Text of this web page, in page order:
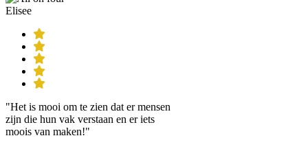
Elisee
"Het is mooi om te zien dat er mensen
zijn die hun vak verstaan en er iets
moois van maken!"